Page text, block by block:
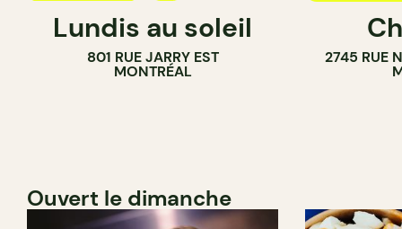
BAR À VIN
Lundis au soleil
801 RUE JARRY EST
MONTRÉAL
2745 RUE
Ouvert le dimanche